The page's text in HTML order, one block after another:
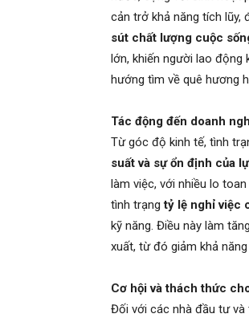
cản trở khả năng tích lũy,
sút chất lượng cuộc
lớn, khiến người lao động
hướng tìm về quê hương
Tác động đến doanh
Từ góc độ kinh tế, tình
suất và sự ổn định của
làm việc, với nhiều lo
tình trạngtỷ lệ nghỉ việc
kỹ năng. Điều này làm
xuất, từ đó giảm khả
Cơ hội và thách thức
Đối với các nhà đầu tư